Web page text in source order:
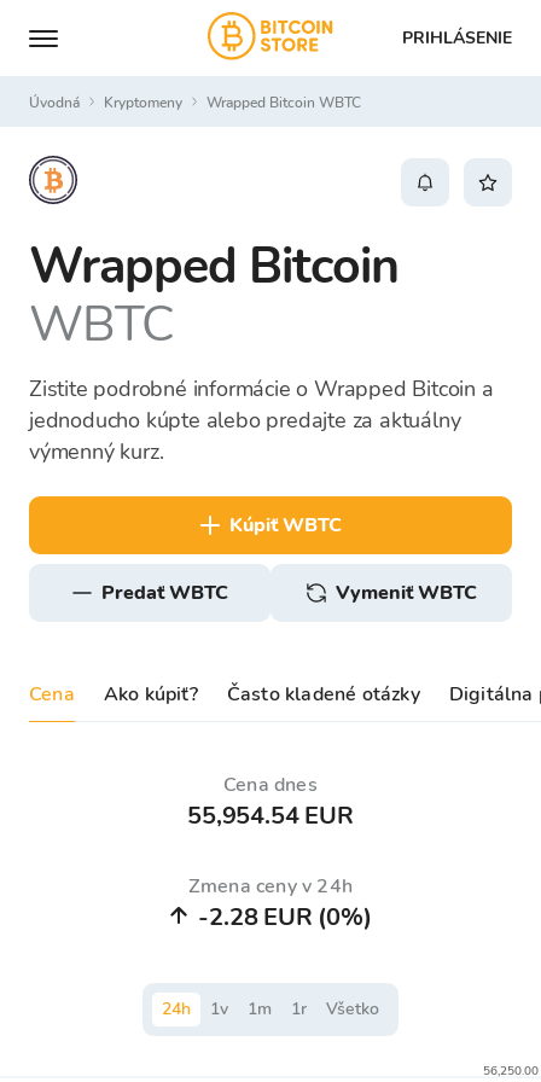
PRIHLÁSENIE
Úvodná Kryptomeny Wrapped Bitcoin WBTC
Wrapped Bitcoin
WBTC
Zistite podrobné informácie o Wrapped Bitcoin a
jednoducho kúpte alebo predajte za aktuálny
výmenný kurz.
kúpiť WBTC
predať WBTC Vymeniť WBTC
Cena Ako kúpiť? Často kladené otázky Digitálna
Cena dnes
55,954.54 EUR
Zmena ceny v 24h
-2.28 EUR (0%)
24h 1v 1m 1r Všetko
56,250.00